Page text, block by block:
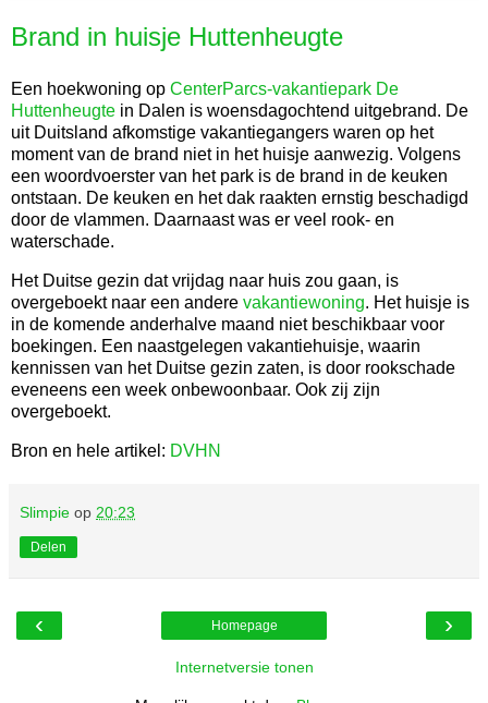
Brand in huisje Huttenheugte
Een hoekwoning op CenterParcs-vakantiepark De
Huttenheugte in Dalen is woensdagochtend uitgebrand. De
uit Duitsland afkomstige vakantiegangers waren op het
moment van de brand niet in het huisje aanwezig. Volgens
een woordvoerster van het park is de brand in de keuken
ontstaan. De keuken en het dak raakten ernstig beschadigd
door de vlammen. Daarnaast was er veel rook- en
waterschade.
Het Duitse gezin dat vrijdag naar huis zou gaan, is
overgeboekt naar een andere vakantiewoning. Het huisje is
in de komende anderhalve maand niet beschikbaar voor
boekingen. Een naastgelegen vakantiehuisje, waarin
kennissen van het Duitse gezin zaten, is door rookschade
eveneens een week onbewoonbaar. Ook zij zijn
overgeboekt.
Bron en hele artikel: DVHN
Slimpie op 20:23
Delen
‹ ›
Homepage
Internetversie tonen